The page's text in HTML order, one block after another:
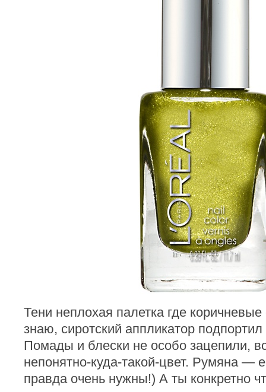
Тени неплохая палетка где
знаю, сиротский аппликатор
Помады и блески не особо зацепили,
непонятно-куда-такой-цвет. Румяна —
правда очень нужны!) А ты конкретно